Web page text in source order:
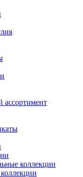
ассортимент
коллекции